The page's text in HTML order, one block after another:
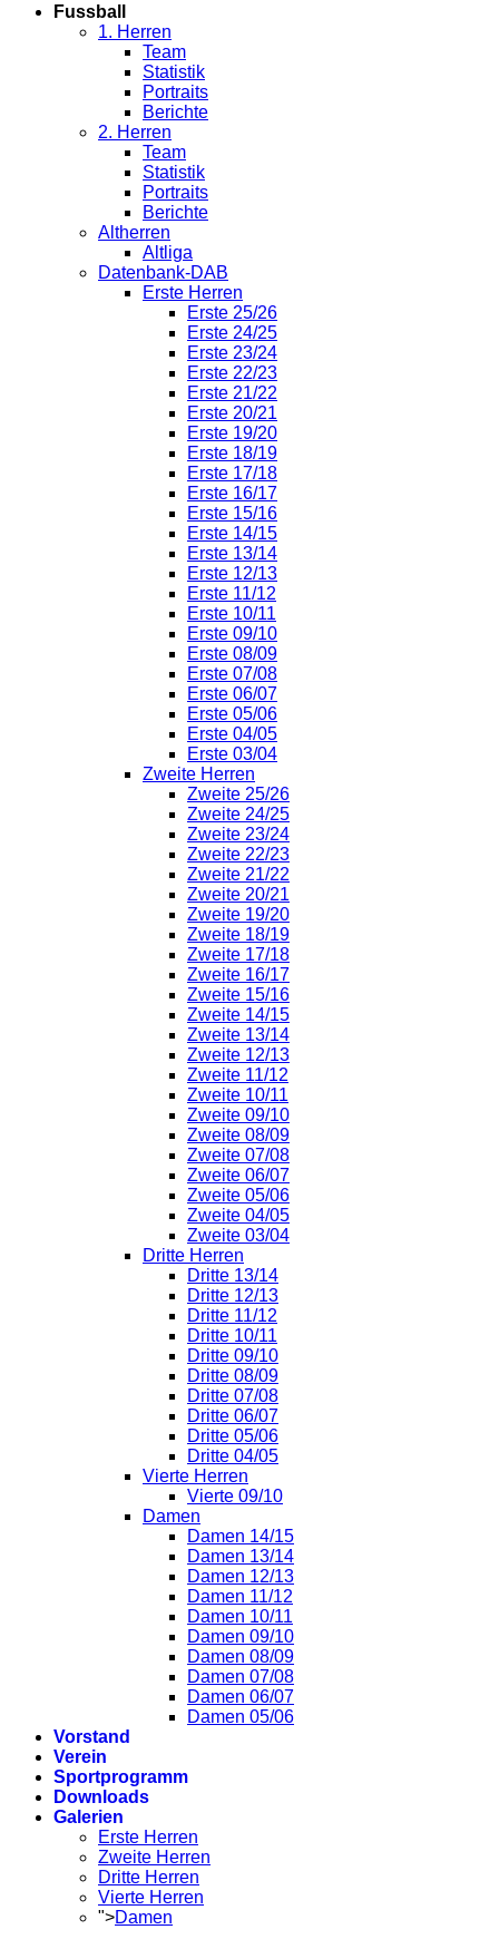
Fussball
1. Herren
Team
Statistik
Portraits
Berichte
2. Herren
Team
Statistik
Portraits
Berichte
Altherren
Altliga
Datenbank-DAB
Erste Herren
Erste 25/26
Erste 24/25
Erste 23/24
Erste 22/23
Erste 21/22
Erste 20/21
Erste 19/20
Erste 18/19
Erste 17/18
Erste 16/17
Erste 15/16
Erste 14/15
Erste 13/14
Erste 12/13
Erste 11/12
Erste 10/11
Erste 09/10
Erste 08/09
Erste 07/08
Erste 06/07
Erste 05/06
Erste 04/05
Erste 03/04
Zweite Herren
Zweite 25/26
Zweite 24/25
Zweite 23/24
Zweite 22/23
Zweite 21/22
Zweite 20/21
Zweite 19/20
Zweite 18/19
Zweite 17/18
Zweite 16/17
Zweite 15/16
Zweite 14/15
Zweite 13/14
Zweite 12/13
Zweite 11/12
Zweite 10/11
Zweite 09/10
Zweite 08/09
Zweite 07/08
Zweite 06/07
Zweite 05/06
Zweite 04/05
Zweite 03/04
Dritte Herren
Dritte 13/14
Dritte 12/13
Dritte 11/12
Dritte 10/11
Dritte 09/10
Dritte 08/09
Dritte 07/08
Dritte 06/07
Dritte 05/06
Dritte 04/05
Vierte Herren
Vierte 09/10
Damen
Damen 14/15
Damen 13/14
Damen 12/13
Damen 11/12
Damen 10/11
Damen 09/10
Damen 08/09
Damen 07/08
Damen 06/07
Damen 05/06
Vorstand
Verein
Sportprogramm
Downloads
Galerien
Erste Herren
Zweite Herren
Dritte Herren
Vierte Herren
">Damen